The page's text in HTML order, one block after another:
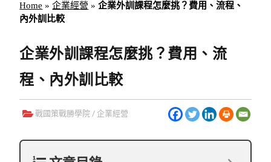
Home »企業經營 »企業外訓課程怎麼挑？費用、流程、
內外訓比較
企業外訓課程怎麼挑？費用、流
程、內外訓比較
戰國策戰勝學院 / 企業經營